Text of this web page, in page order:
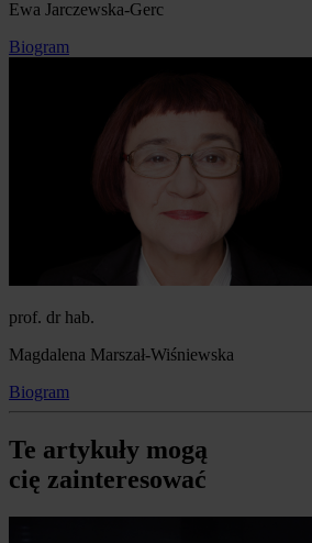
Ewa Jarczewska-Gerc
Biogram
prof. dr hab.
Magdalena Marszał-Wiśniewska
Biogram
Te artykuły mogą
cię zainteresować